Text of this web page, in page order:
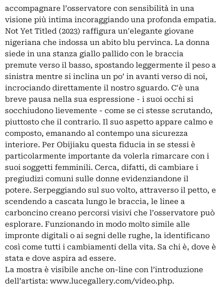
accompagnare l’osservatore con sensibilità in una
visione più intima incoraggiando una profonda empatia.
Not Yet Titled (2023) raffigura un'elegante giovane
nigeriana che indossa un abito blu pervinca. La donna
siede in una stanza giallo pallido con le braccia
premute verso il basso, spostando leggermente il peso a
sinistra mentre si inclina un po’ in avanti verso di noi,
incrociando direttamente il nostro sguardo. C'è una
breve pausa nella sua espressione - i suoi occhi si
socchiudono lievemente - come se ci stesse scrutando,
piuttosto che il contrario. Il suo aspetto appare calmo e
composto, emanando al contempo una sicurezza
interiore. Per Obijiaku questa fiducia in se stessi è
particolarmente importante da volerla rimarcare con i
suoi soggetti femminili. Cerca, difatti, di cambiare i
pregiudizi comuni sulle donne evidenziandone il
potere. Serpeggiando sul suo volto, attraverso il petto, e
scendendo a cascata lungo le braccia, le linee a
carboncino creano percorsi visivi che l’osservatore può
esplorare. Funzionando in modo molto simile alle
impronte digitali o ai segni delle rughe, la identificano
così come tutti i cambiamenti della vita. Sa chi è, dove è
stata e dove aspira ad essere.
La mostra è visibile anche on-line con l’introduzione
dell’artista: www.lucegallery.com/video.php.